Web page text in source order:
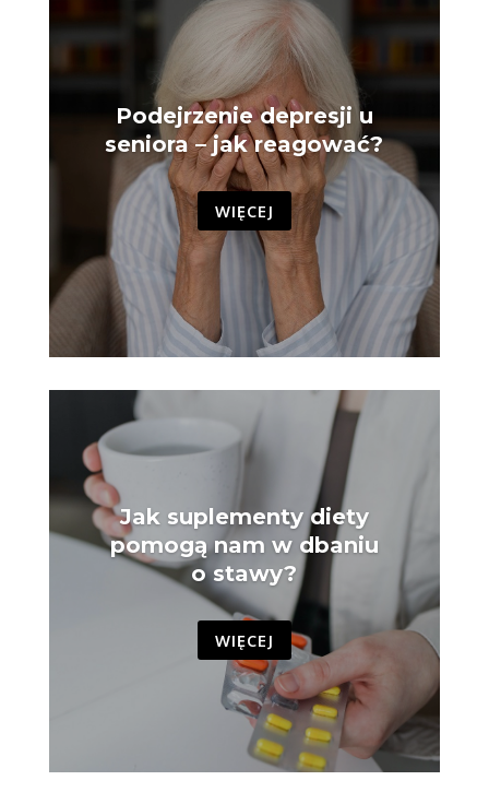
Podejrzenie depresji u
seniora – jak reagować?
WIĘCEJ
Jak suplementy diety
pomogą nam w dbaniu
o stawy?
WIĘCEJ